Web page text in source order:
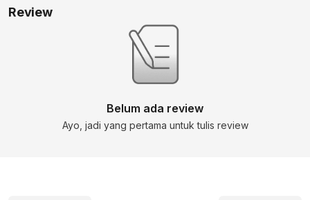
Review
Belum ada review
Ayo, jadi yang pertama untuk tulis review